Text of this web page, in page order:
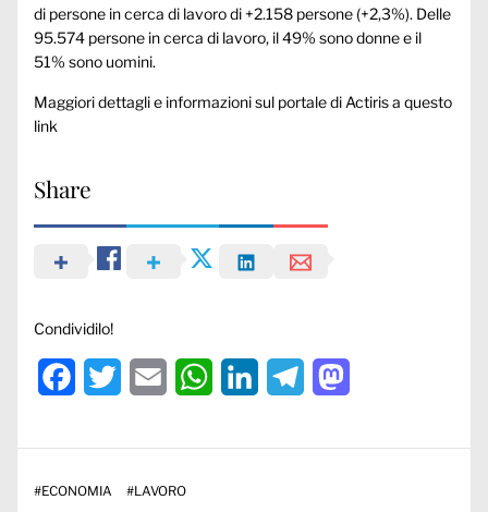
di persone in cerca di lavoro di +2.158 persone (+2,3%). Delle
95.574 persone in cerca di lavoro, il 49% sono donne e il
51% sono uomini.
Maggiori dettagli e informazioni sul portale di Actirisa questo
link
Share
Condividilo!
Facebook
Twitter Email WhatsAppLinkedInTelegram
#ECONOMIA #LAVORO